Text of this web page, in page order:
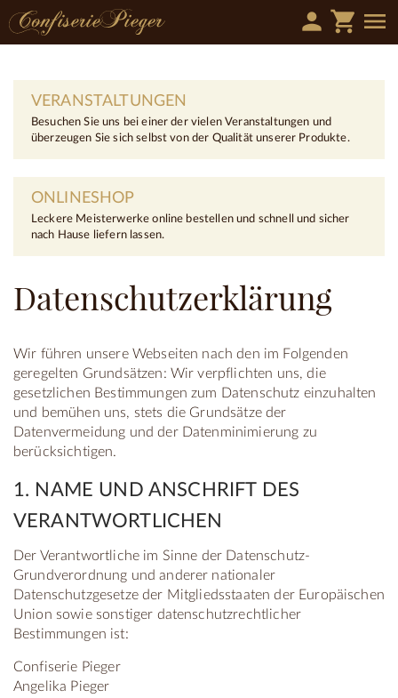
person shopping_cart menu
VERANSTALTUNGEN
Besuchen Sie uns bei einer der vielen Veranstaltungen und
überzeugen Sie sich selbst von der Qualität unserer Produkte.
ONLINESHOP
Leckere Meisterwerke online bestellen und schnell und sicher
nach Hause liefern lassen.
Datenschutzerklärung
Wir führen unsere Webseiten nach den im Folgenden
geregelten Grundsätzen: Wir verpflichten uns, die
gesetzlichen Bestimmungen zum Datenschutz einzuhalten
und bemühen uns, stets die Grundsätze der
Datenvermeidung und der Datenminimierung zu
berücksichtigen.
1. NAME UND ANSCHRIFT DES
VERANTWORTLICHEN
Der Verantwortliche im Sinne der Datenschutz-
Grundverordnung und anderer nationaler
Datenschutzgesetze der Mitgliedsstaaten der Europäischen
Union sowie sonstiger datenschutzrechtlicher
Bestimmungen ist:
Confiserie Pieger
Angelika Pieger